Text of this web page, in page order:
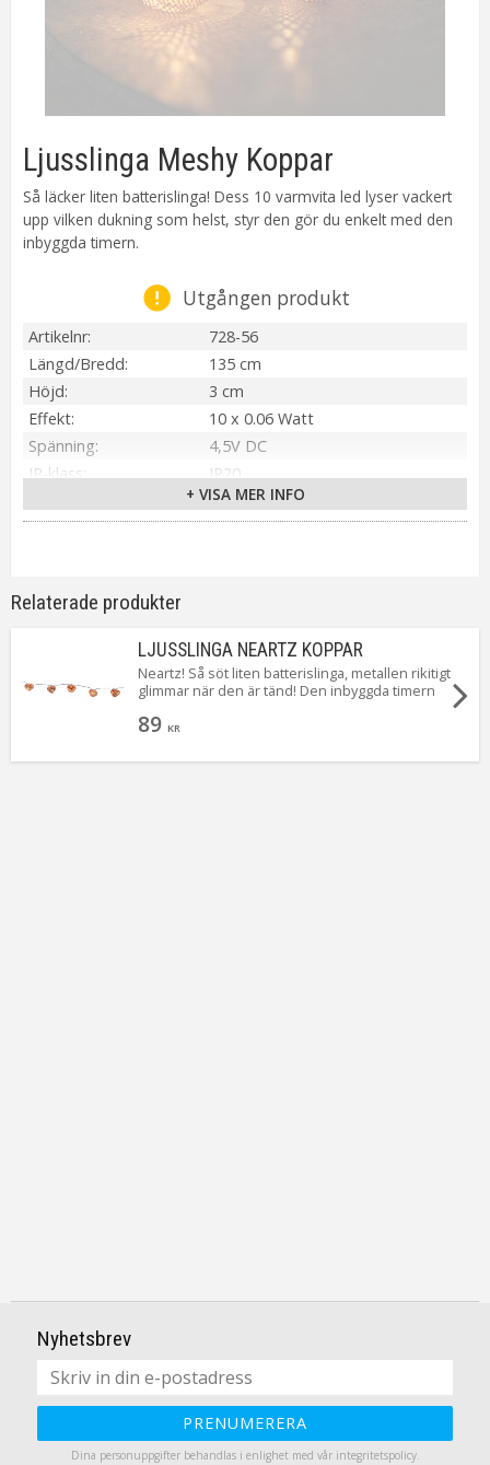
Ljusslinga Meshy Koppar
Så läcker liten batterislinga! Dess 10 varmvita led lyser vackert
upp vilken dukning som helst, styr den gör du enkelt med den
inbyggda timern.
Utgången produkt
Artikelnr
728-56
Längd/Bredd
135 cm
Höjd
3 cm
Effekt
10 x 0.06 Watt
Spänning
4,5V DC
IP-klass
IP20
Koppar
Ljuskälla
Ingår LED
Livslängd
Repeterande: på 6h/av 18h
50 cm
Batteri
3 st AA Ingår ej
Spänning Ljuskälla
+ VISA MER INFO
Relaterade produkter
LJUSSLINGA NEARTZ KOPPAR
Neartz! Så söt liten batterislinga, metallen rikitigt
glimmar när den är tänd! Den inbyggda timern
89 KR
Nyhetsbrev
PRENUMERERA
Dina personuppgifter behandlas i enlighet med vår integritetspolicy.